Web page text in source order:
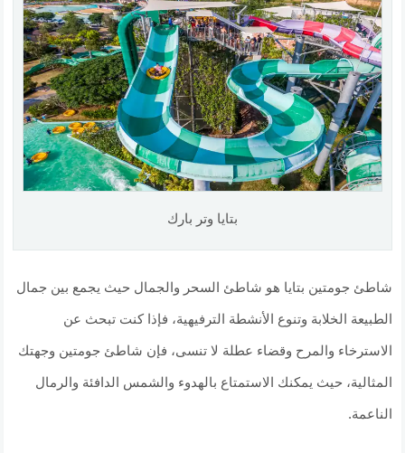
بتايا وتر بارك
شاطئ جومتين بتايا هو شاطئ السحر والجمال حيث يجمع بين جمال
الطبيعة الخلابة وتنوع الأنشطة الترفيهية، فإذا كنت تبحث عن
الاسترخاء والمرح وقضاء عطلة لا تنسى، فإن شاطئ جومتين وجهتك
المثالية، حيث يمكنك الاستمتاع بالهدوء والشمس الدافئة والرمال
الناعمة.